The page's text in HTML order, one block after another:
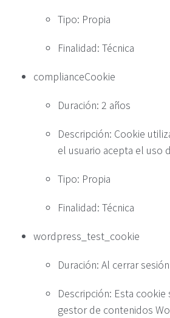
Tipo: Propia
Finalidad: Técnica
complianceCookie
Duración: 2 años
Descripción: Cookie
el usuario acepta el uso
Tipo: Propia
Finalidad: Técnica
wordpress_test_cookie
Duración: Al cerrar sesión
Descripción: Esta cookie
gestor de contenidos